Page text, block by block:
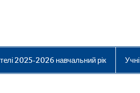
2025-2026 навчальний рік Учні